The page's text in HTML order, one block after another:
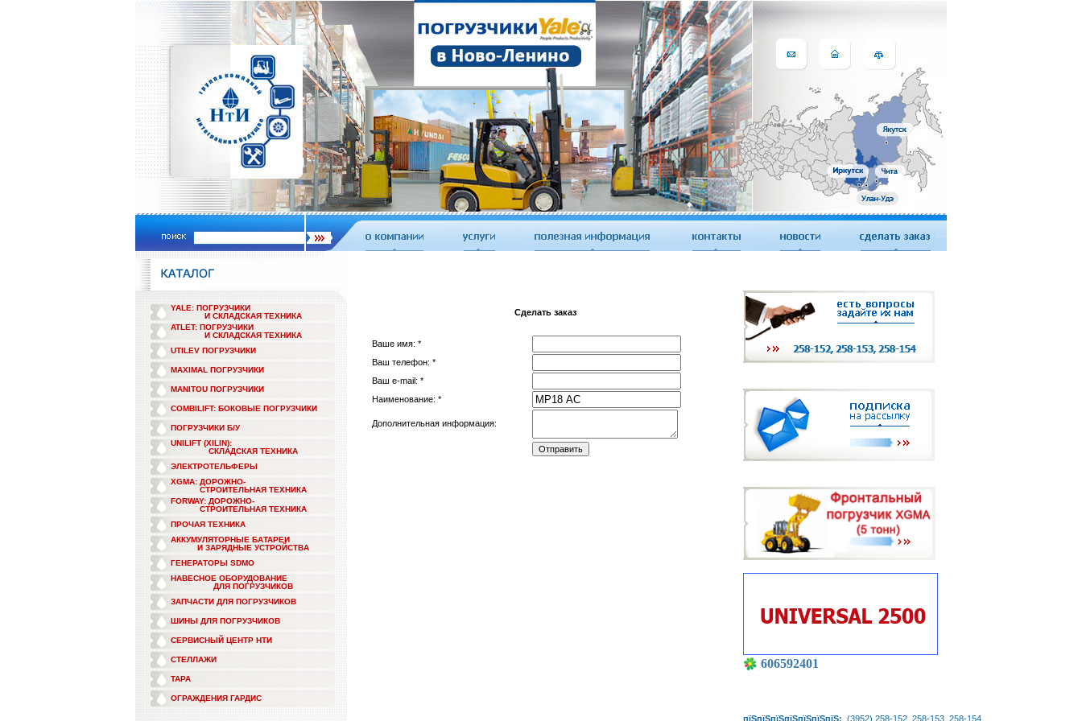
YALE: ПОГРУЗЧИКИ
И СКЛАДСКАЯ ТЕХНИКА
ATLET: ПОГРУЗЧИКИ
И СКЛАДСКАЯ ТЕХНИКА
UTILEV ПОГРУЗЧИКИ
MAXIMAL ПОГРУЗЧИКИ
MANITOU ПОГРУЗЧИКИ
COMBILIFT: БОКОВЫЕ ПОГРУЗЧИКИ
ПОГРУЗЧИКИ Б/У
UNILIFT (XILIN):
СКЛАДСКАЯ ТЕХНИКА
ЭЛЕКТРОТЕЛЬФЕРЫ
XGMA: ДОРОЖНО-
СТРОИТЕЛЬНАЯ ТЕХНИКА
FORWAY: ДОРОЖНО-
СТРОИТЕЛЬНАЯ ТЕХНИКА
ПРОЧАЯ ТЕХНИКА
АККУМУЛЯТОРНЫЕ БАТАРЕИ
И ЗАРЯДНЫЕ УСТРОЙСТВА
ГЕНЕРАТОРЫ SDMO
НАВЕСНОЕ ОБОРУДОВАНИЕ
ДЛЯ ПОГРУЗЧИКОВ
ЗАПЧАСТИ ДЛЯ ПОГРУЗЧИКОВ
ШИНЫ ДЛЯ ПОГРУЗЧИКОВ
СЕРВИСНЫЙ ЦЕНТР НТИ
СТЕЛЛАЖИ
ТАРА
ОГРАЖДЕНИЯ ГАРДИС
Сделать заказ
Ваше имя: *
Ваш телефон: *
Ваш e-mail: *
Наименование: *
Дополнительная информация:
606592401
пїЅпїЅпїЅпїЅпїЅпїЅпїЅ: (3952) 258-152, 258-153, 258-154